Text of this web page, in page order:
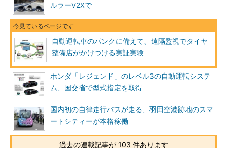
ルラーV2Xで
自動運転車のパンクに備えて、遠隔監視でタイヤ
整備店がかけつける実証実験
ホンダ「レジェンド」のレベル3の自動運転システ
ム、国交省で型式指定を取得
国内初の自律走行バスが走る、羽田空港跡地のスマ
ートシティーが本格稼働
過去の連載記事が 103 件あります